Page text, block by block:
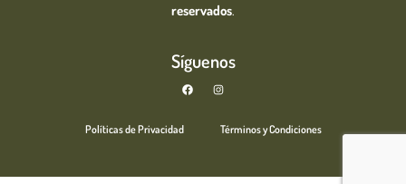
reservados.
Síguenos
Políticas de Privacidad Términos y Condiciones